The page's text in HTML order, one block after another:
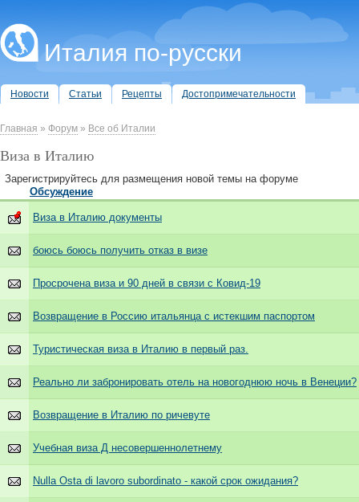
Италия по-русски
Новости Статьи Рецепты Достопримечательности
Главная » Форум » Все об Италии
Виза в Италию
Зарегистрируйтесь для размещения новой темы на форуме
Обсуждение
Виза в Италию документы
боюсь боюсь получить отказ в визе
Просрочена виза и 90 дней в связи с Ковид-19
Возвращение в Россию итальянца с истекшим паспортом
Туристическая виза в Италию в первый раз.
Реально ли забронировать отель на новогоднюю ночь в Венеции?
Возвращение в Италию по ричевуте
Учебная виза Д несовершеннолетнему
Nulla Osta di lavoro subordinato - какой срок ожидания?